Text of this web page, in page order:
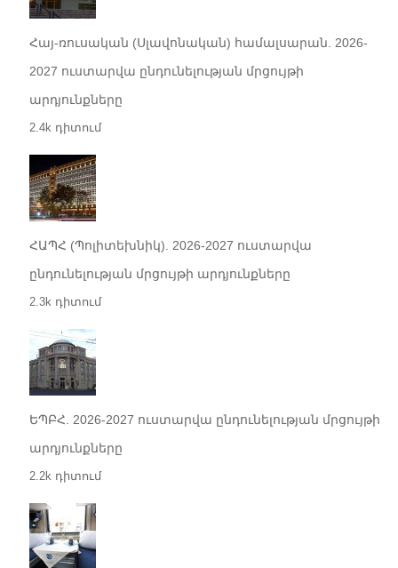
Հայ-ռուսական (Սլավոնական) համալսարան. 2026-
2027 ուստարվա ընդունելության մրցույթի
արդյունքները
2.4k դիտում
ՀԱՊՀ (Պոլիտեխնիկ). 2026-2027 ուստարվա
ընդունելության մրցույթի արդյունքները
2.3k դիտում
ԵՊԲՀ. 2026-2027 ուստարվա ընդունելության մրցույթի
արդյունքները
2.2k դիտում